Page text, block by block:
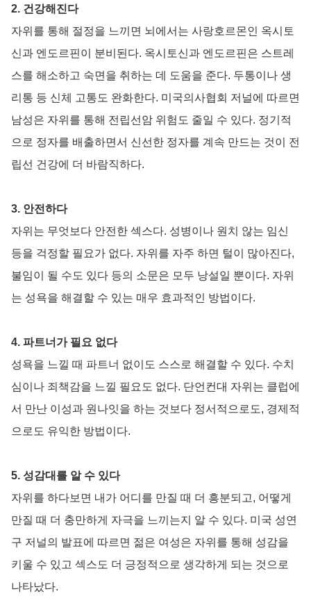
2. 건강해진다
자위를 통해 절정을 느끼면 뇌에서는 사랑호르몬인 옥시토
신과 엔도르핀이 분비된다. 옥시토신과 엔도르핀은 스트레
스를 해소하고 숙면을 취하는 데 도움을 준다. 두통이나 생
리통 등 신체 고통도 완화한다. 미국의사협회 저널에 따르면
남성은 자위를 통해 전립선암 위험도 줄일 수 있다. 정기적
으로 정자를 배출하면서 신선한 정자를 계속 만드는 것이 전
립선 건강에 더 바람직하다.
3. 안전하다
자위는 무엇보다 안전한 섹스다. 성병이나 원치 않는 임신
등을 걱정할 필요가 없다. 자위를 자주 하면 털이 많아진다,
불임이 될 수도 있다 등의 소문은 모두 낭설일 뿐이다. 자위
는 성욕을 해결할 수 있는 매우 효과적인 방법이다.
4. 파트너가 필요 없다
성욕을 느낄 때 파트너 없이도 스스로 해결할 수 있다. 수치
심이나 죄책감을 느낄 필요도 없다. 단언컨대 자위는 클럽에
서 만난 이성과 원나잇을 하는 것보다 정서적으로도, 경제적
으로도 유익한 방법이다.
5. 성감대를 알 수 있다
자위를 하다보면 내가 어디를 만질 때 더 흥분되고, 어떻게
만질 때 더 충만하게 자극을 느끼는지 알 수 있다. 미국 성연
구 저널의 발표에 따르면 젊은 여성은 자위를 통해 성감을
키울 수 있고 섹스도 더 긍정적으로 생각하게 되는 것으로
나타났다.